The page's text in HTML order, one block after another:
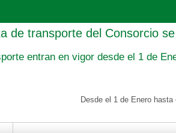
de transporte del Consorcio
entran en vigor desde el 1 de
Desde el 1 de Enero